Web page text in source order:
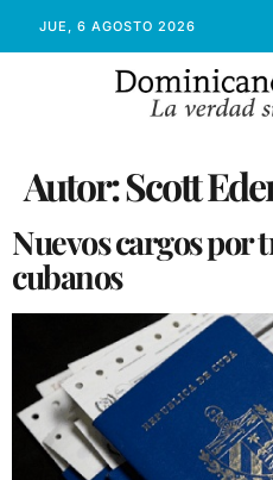
JUE, 6 AGOSTO 2026
Autor:Scott
Nuevos cargos por
cubanos